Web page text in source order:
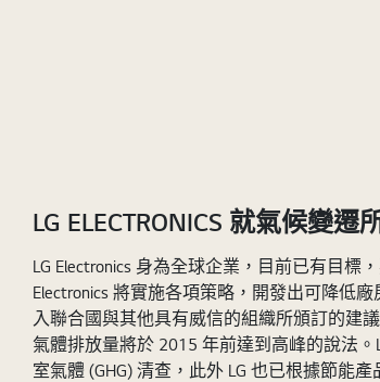
LG ELECTRONICS 就氣候變遷
LG Electronics 身為全球企業，目前已有目
Electronics 將實施各項策略，開發出可降低
入聯合國與其他具有威信的組織所頒訂的建
氣體排放量將於 2015 年前達到高峰的說法
室氣體 (GHG) 清查，此外 LG 也已根據節能